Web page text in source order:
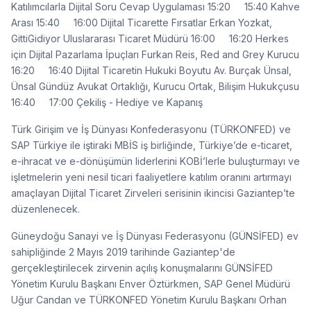
Katılımcılarla Dijital Soru Cevap Uygulaması 15:20 15:40 Kahve
Arası 15:40 16:00 Dijital Ticarette Fırsatlar Erkan Yozkat,
GittiGidiyor Uluslararası Ticaret Müdürü 16:00 16:20 Herkes
için Dijital Pazarlama İpuçları Furkan Reis, Red and Grey Kurucu
16:20 16:40 Dijital Ticaretin Hukuki Boyutu Av. Burçak Ünsal,
Ünsal Gündüz Avukat Ortaklığı, Kurucu Ortak, Bilişim Hukukçusu
16:40 17:00 Çekiliş - Hediye ve Kapanış
Türk Girişim ve İş Dünyası Konfederasyonu (TÜRKONFED) ve
SAP Türkiye ile iştiraki MBİS iş birliğinde, Türkiye’de e-ticaret,
e-ihracat ve e-dönüşümün liderlerini KOBİ’lerle buluşturmayı ve
işletmelerin yeni nesil ticari faaliyetlere katılım oranını artırmayı
amaçlayan Dijital Ticaret Zirveleri serisinin ikincisi Gaziantep’te
düzenlenecek.
Güneydoğu Sanayi ve İş Dünyası Federasyonu (GÜNSİFED) ev
sahipliğinde 2 Mayıs 2019 tarihinde Gaziantep'de
gerçekleştirilecek zirvenin açılış konuşmalarını GÜNSİFED
Yönetim Kurulu Başkanı Enver Öztürkmen, SAP Genel Müdürü
Uğur Candan ve TÜRKONFED Yönetim Kurulu Başkanı Orhan